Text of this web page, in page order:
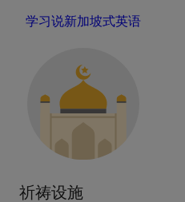
学习说新加坡式英语
祈祷设施